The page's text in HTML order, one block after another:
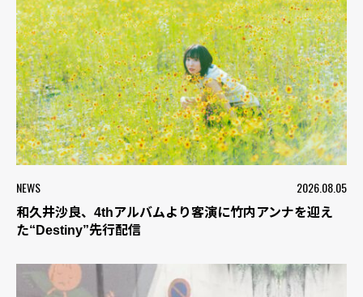
NEWS 2026.08.05
和久井沙良、4thアルバムより客演に竹内アンナを迎え
た“Destiny”先行配信